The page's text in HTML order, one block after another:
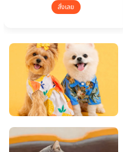
สั่งเลย